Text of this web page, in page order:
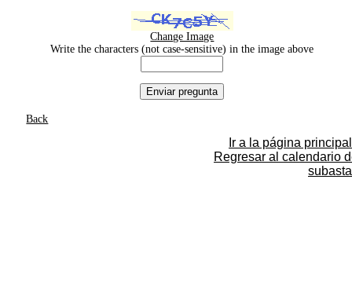
Change Image
Write the characters (not case-sensitive) in the image above
Back
Ir a la página principal
Regresar al calendario